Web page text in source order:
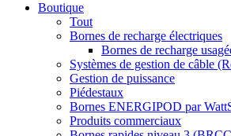
Boutique
Tout
Bornes de recharge électriques
Bornes de recharge
Systèmes de gestion de câble
Gestion de puissance
Piédestaux
Bornes ENERGIPOD par
Produits commerciaux